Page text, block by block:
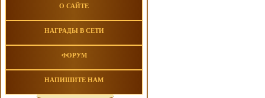
О САЙТЕ
НАГРАДЫ В СЕТИ
ФОРУМ
НАПИШИТЕ НАМ